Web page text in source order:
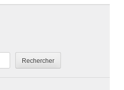
Rechercher